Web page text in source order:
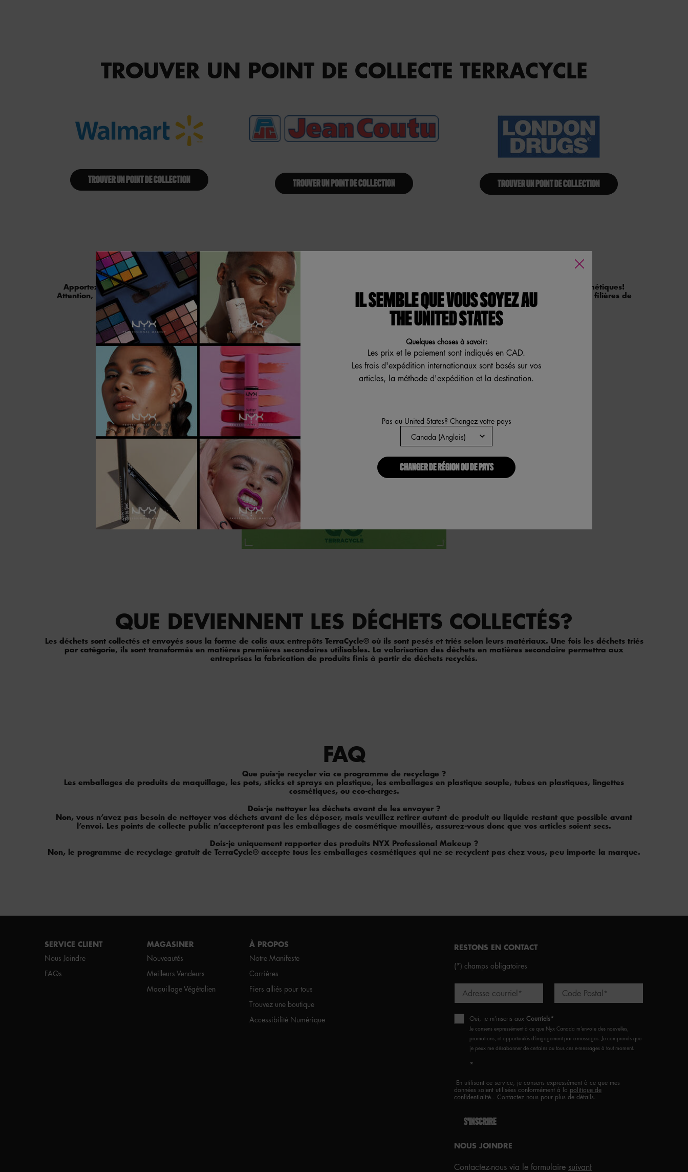
TROUVER UN POINT DE COLLECTE TERRACYCLE
TROUVER UN POINT DE COLLECTION TROUVER UN POINT DE COLLECTION TROUVER UN POINT DE COLLECTION
QUELS SONT LES DÉCHETS ACCEPTÉS ?
Apportez vos liners, vos fonds de teint en tubes, vos palettes, vos mascaras, vos gloss et vos rouge à lèvres usagés de toutes marques cosmétiques!
Attention, nous n’acceptons pas les bouteilles en plastique rigides, les flacons en verre et les emballages cartons qui sont recyclables avec les filières de
recyclage traditionnelles.
QUE DEVIENNENT LES DÉCHETS COLLECTÉS?
Les déchets sont collectés et envoyés sous la forme de colis aux entrepôts TerraCycle® où ils sont pesés et triés selon leurs matériaux. Une fois les déchets triés
par catégorie, ils sont transformés en matières premières secondaires utilisables. La valorisation des déchets en matières secondaire permettra aux
entreprises la fabrication de produits finis à partir de déchets recyclés.
FAQ
Que puis-je recycler via ce programme de recyclage ?
Les emballages de produits de maquillage, les pots, sticks et sprays en plastique, les emballages en plastique souple, tubes en plastiques, lingettes
cosmétiques, ou eco-charges.
Dois-je nettoyer les déchets avant de les envoyer ?
Non, vous n’avez pas besoin de nettoyer vos déchets avant de les déposer, mais veuillez retirer autant de produit ou liquide restant que possible avant
l’envoi. Les points de collecte public n’accepteront pas les emballages de cosmétique mouillés, assurez-vous donc que vos articles soient secs.
Dois-je uniquement rapporter des produits NYX Professional Makeup ?
Non, le programme de recyclage gratuit de TerraCycle® accepte tous les emballages cosmétiques qui ne se recyclent pas chez vous, peu importe la marque.
SERVICE CLIENT
Nous Joindre
FAQs
MAGASINER
Nouveautés
Meilleurs Vendeurs
Maquillage Végétalien
À PROPOS
Notre Manifeste
Carrières
Fiers alliés pour tous
Trouvez une boutique
Accessibilité Numérique
RESTONS EN CONTACT
(*) champs obligatoires
Adresse courriel * Code Postal *
Oui, je m’inscris aux Courriels*
Je consens expressément à ce que Nyx Canada m’envoie des nouvelles,
promotions, et opportunités d’engagement par e-messages. Je comprends que
je peux me désabonner de certains ou tous ces e-messages à tout moment.
*
En utilisant ce service, je consens expressément à ce que mes
données soient utilisées conformément à la politique de
confidentialité.. Contactez nous pour plus de détails.
S'INSCRIRE
NOUS JOINDRE
Contactez-nous via le formulaire suivant
IL SEMBLE QUE VOUS SOYEZ AU
THE UNITED STATES
Quelques choses à savoir:
Les prix et le paiement sont indiqués en CAD.
Les frais d'expédition internationaux sont basés sur vos
articles, la méthode d'expédition et la destination.
Pas au United States? Changez votre pays
CHANGER DE RÉGION OU DE PAYS